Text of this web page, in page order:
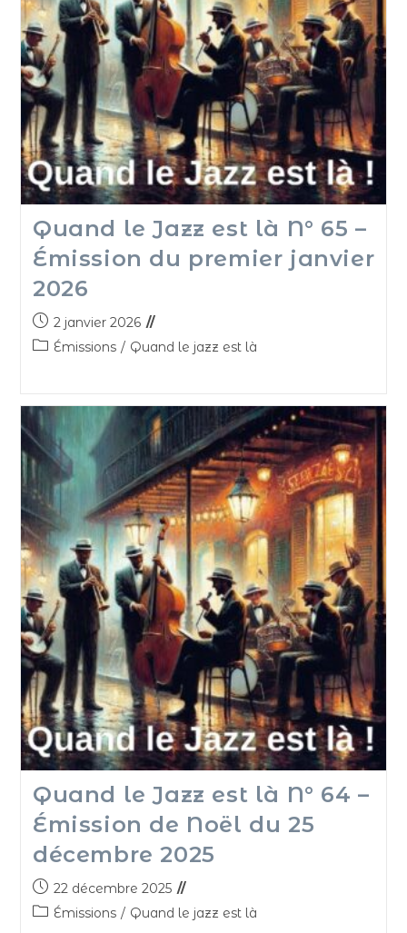
Quand le Jazz est là N° 65 –
Émission du premier janvier
2026
2 janvier 2026
Émissions / Quand le jazz est là
Quand le Jazz est là N° 64 –
Émission de Noël du 25
décembre 2025
22 décembre 2025
Émissions / Quand le jazz est là